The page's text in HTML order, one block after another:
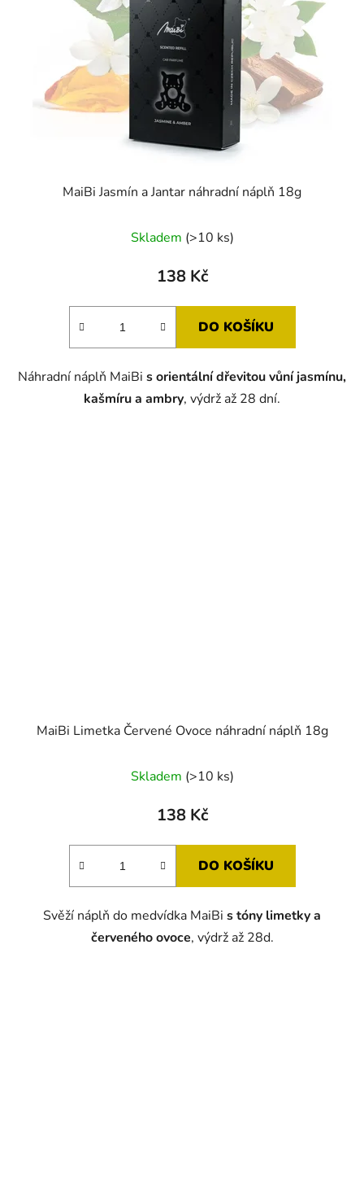
MaiBi Jasmín a Jantar náhradní náplň 18g
Skladem (>10 ks)
138 Kč
DO KOŠÍKU
Náhradní náplň MaiBi s orientální dřevitou vůní jasmínu,
kašmíru a ambry, výdrž až 28 dní.
MaiBi Limetka Červené Ovoce náhradní náplň 18g
Skladem (>10 ks)
138 Kč
DO KOŠÍKU
Svěží náplň do medvídka MaiBi s tóny limetky a
červeného ovoce, výdrž až 28d.